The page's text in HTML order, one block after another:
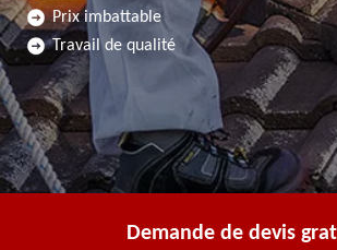
Prix imbattable
Travail de qualité
Demande de devis